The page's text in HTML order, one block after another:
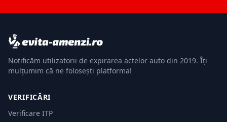
Notificăm utilizatorii de expirarea actelor auto din 2019. Îți
mulțumim că ne folosești platforma!
VERIFICĂRI
Verificare ITP